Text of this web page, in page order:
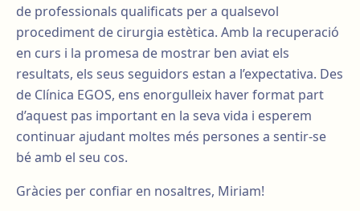
de professionals qualificats per a qualsevol
procediment de cirurgia estètica. Amb la recuperació
en curs i la promesa de mostrar ben aviat els
resultats, els seus seguidors estan a l’expectativa. Des
de Clínica EGOS, ens enorgulleix haver format part
d’aquest pas important en la seva vida i esperem
continuar ajudant moltes més persones a sentir-se
bé amb el seu cos.
Gràcies per confiar en nosaltres, Miriam!